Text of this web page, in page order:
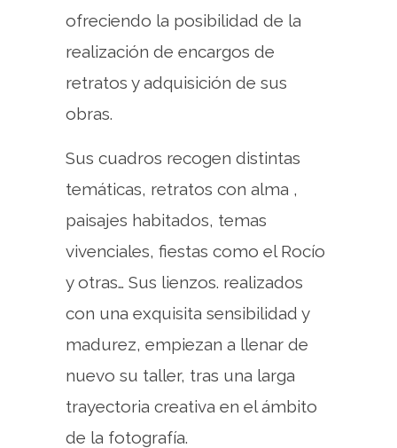
ofreciendo la posibilidad de la
realización de encargos de
retratos y adquisición de sus
obras.
Sus cuadros recogen distintas
temáticas, retratos con alma ,
paisajes habitados, temas
vivenciales, fiestas como el Rocío
y otras… Sus lienzos. realizados
con una exquisita sensibilidad y
madurez, empiezan a llenar de
nuevo su taller, tras una larga
trayectoria creativa en el ámbito
de la fotografía.